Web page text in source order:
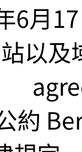
6月
以
約